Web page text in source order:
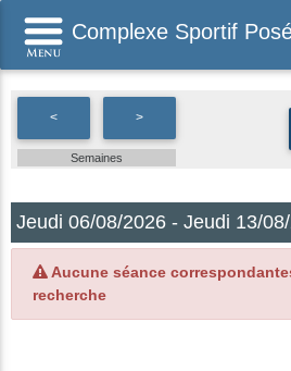
Complexe Sportif
< >
Semaines
Jeudi 06/08/2026 - Jeudi 13/
Aucune séance
recherche